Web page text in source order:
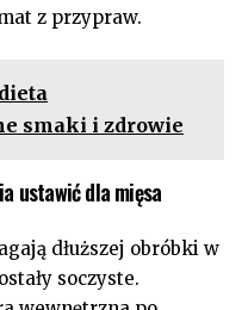
z przypraw.
smaki i zdrowie
ustawić dla mięsa
dłuższej obróbki w
soczyste.